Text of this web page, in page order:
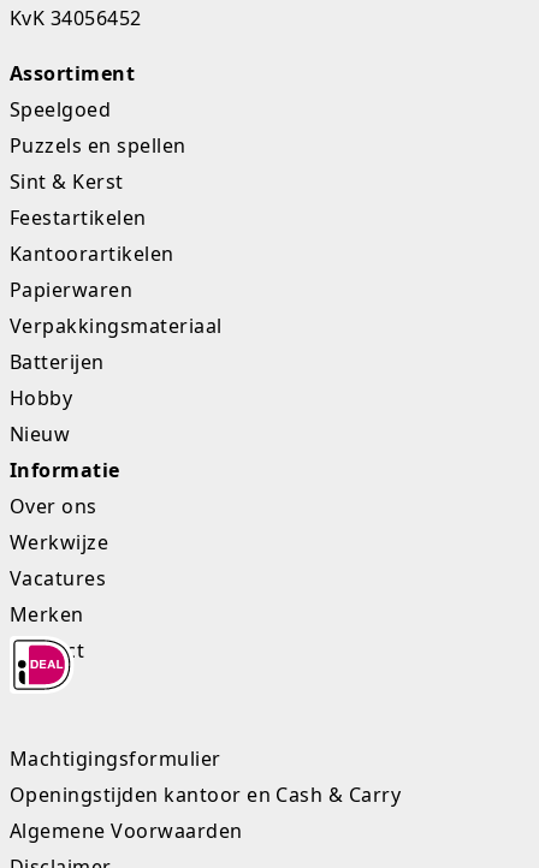
KvK 34056452
Assortiment
Speelgoed
Puzzels en spellen
Sint & Kerst
Feestartikelen
Kantoorartikelen
Papierwaren
Verpakkingsmateriaal
Batterijen
Hobby
Nieuw
Informatie
Over ons
Werkwijze
Vacatures
Merken
Contact
Machtigingsformulier
Openingstijden kantoor en Cash & Carry
Algemene Voorwaarden